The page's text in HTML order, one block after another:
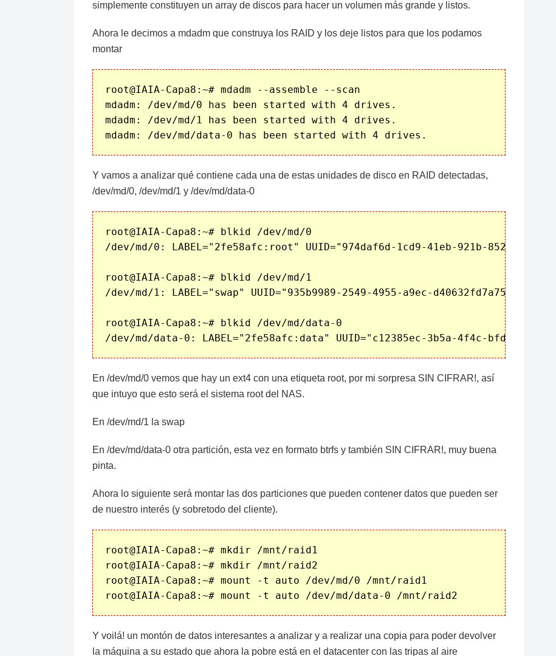
simplemente constituyen un array de discos para hacer un volumen más grande y listos.
Ahora le decimos a mdadm que construya los RAID y los deje listos para que los podamos
montar
root@IAIA-Capa8:~# mdadm --assemble --scan
mdadm: /dev/md/0 has been started with 4 drives.
mdadm: /dev/md/1 has been started with 4 drives.
Y vamos a analizar qué contiene cada una de estas unidades de disco en RAID detectadas,
/dev/md/0, /dev/md/1 y /dev/md/data-0
root@IAIA-Capa8:~# blkid /dev/md/0
/dev/md/0: LABEL="2fe58afc:root" UUID="974daf6d-1cd9-41eb-921b-
root@IAIA-Capa8:~# blkid /dev/md/1
/dev/md/1: LABEL="swap" UUID="935b9989-2549-4955-a9ec-d40632fd7a75"
root@IAIA-Capa8:~# blkid /dev/md/data-0
En /dev/md/0 vemos que hay un ext4 con una etiqueta root, por mi sorpresa SIN CIFRAR!, así
que intuyo que esto será el sistema root del NAS.
En /dev/md/1 la swap
En /dev/md/data-0 otra partición, esta vez en formato btrfs y también SIN CIFRAR!, muy buena
pinta.
Ahora lo siguiente será montar las dos particiones que pueden contener datos que pueden ser
de nuestro interés (y sobretodo del cliente).
root@IAIA-Capa8:~# mkdir /mnt/raid1
root@IAIA-Capa8:~# mkdir /mnt/raid2
root@IAIA-Capa8:~# mount -t auto /dev/md/0 /mnt/raid1
Y voilá! un montón de datos interesantes a analizar y a realizar una copia para poder devolver
la máquina a su estado que ahora la pobre está en el datacenter con las tripas al aire